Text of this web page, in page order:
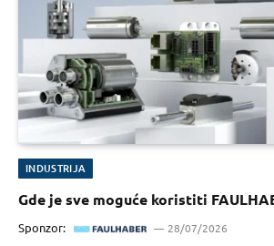
INDUSTRIJA
Gde je sve moguće koristiti
Sponzor: 28/07/2026